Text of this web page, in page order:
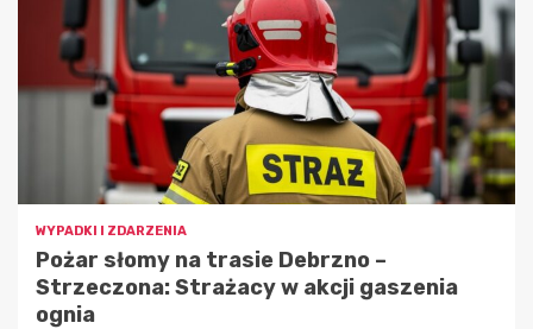
WYPADKI I ZDARZENIA
Pożar słomy na trasie Debrzno –
Strzeczona: Strażacy w akcji gaszenia
ognia